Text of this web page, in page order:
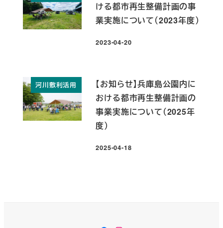
ける都市再生整備計画の事
業実施について（2023年度）
投稿日
2023-04-20
河川敷利活用
【お知らせ】兵庫島公園内に
おける都市再生整備計画の
事業実施について（2025年
度）
投稿日
2025-04-18